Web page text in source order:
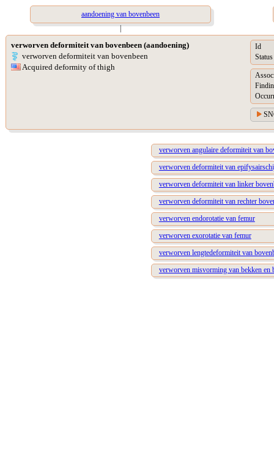
aandoening van bovenbeen
|
verworven deformiteit van bovenbeen (aandoening)
verworven deformiteit van bovenbeen
Acquired deformity of thigh
Id
Status
verworven angulaire deformiteit van
verworven deformiteit van
verworven deformiteit van linker
verworven deformiteit van rechter
verworven endorotatie van femur
verworven exorotatie van femur
verworven lengtedeformiteit van
verworven misvorming van bekken en